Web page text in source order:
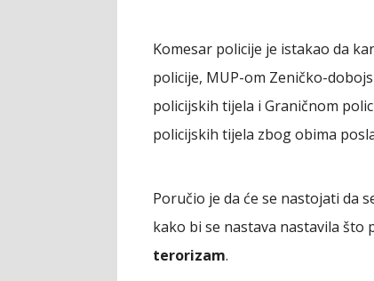
Komesar policije je istakao da
policije, MUP-om Zeničko-
policijskih tijela i Graničnom
policijskih tijela zbog obima
Poručio je da će se nastojati da
kako bi se nastava nastavila što
terorizam.